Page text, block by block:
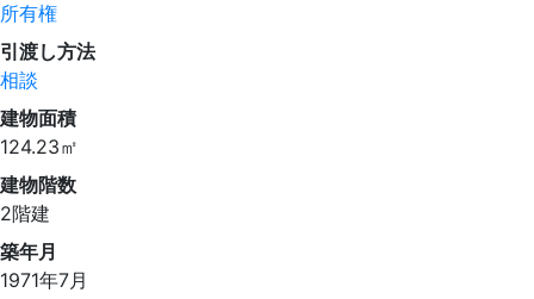
所有権
引渡し方法
相談
建物面積
124.23㎡
建物階数
2階建
築年月
1971年7月